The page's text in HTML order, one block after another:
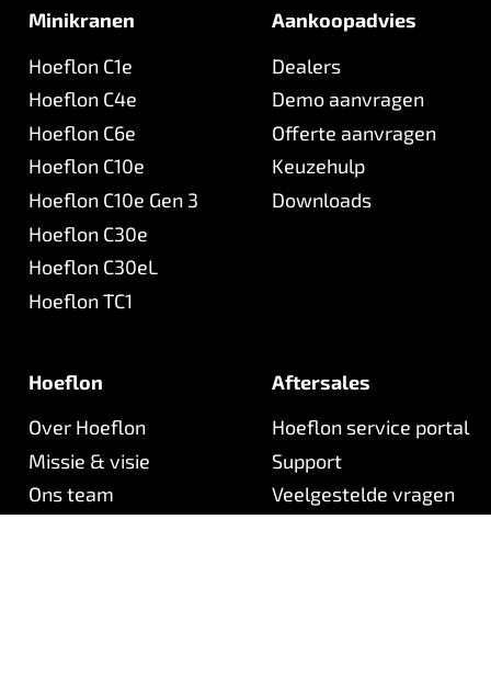
Minikranen
Hoeflon C1e
Hoeflon C4e
Hoeflon C6e
Hoeflon C10e
Hoeflon C10e Gen 3
Hoeflon C30e
Hoeflon C30eL
Hoeflon TC1
Aankoopadvies
Dealers
Demo aanvragen
Offerte aanvragen
Keuzehulp
Downloads
Hoeflon
Over Hoeflon
Missie & visie
Ons team
Aftersales
Hoeflon service portal
Support
Veelgestelde vragen